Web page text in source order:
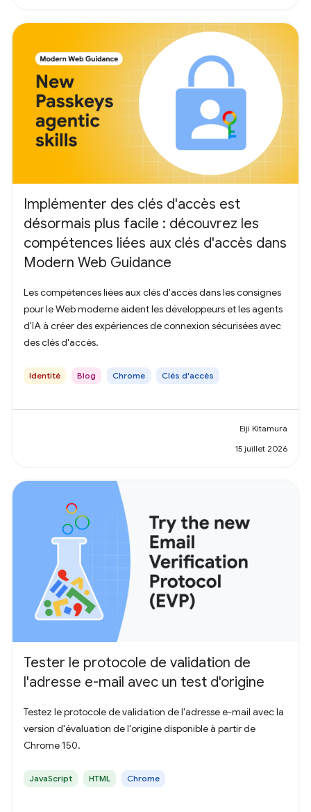
Implémenter des clés d'accès est
désormais plus facile : découvrez les
compétences liées aux clés d'accès dans
Modern Web Guidance
Les compétences liées aux clés d'accès dans les consignes
pour le Web moderne aident les développeurs et les agents
d'IA à créer des expériences de connexion sécurisées avec
des clés d'accès.
Identité Blog Chrome Clés d'accès
Eiji Kitamura
15 juillet 2026
Tester le protocole de validation de
l'adresse e-mail avec un test d'origine
Testez le protocole de validation de l'adresse e-mail avec la
version d'évaluation de l'origine disponible à partir de
Chrome 150.
JavaScript HTML Chrome